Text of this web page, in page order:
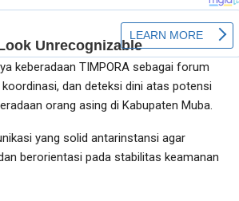
keberadaan TIMPORA sebagai forum
dan deteksi dini atas potensi
orang asing di Kabupaten Muba.
yang solid antarinstansi agar
berorientasi pada stabilitas keamanan